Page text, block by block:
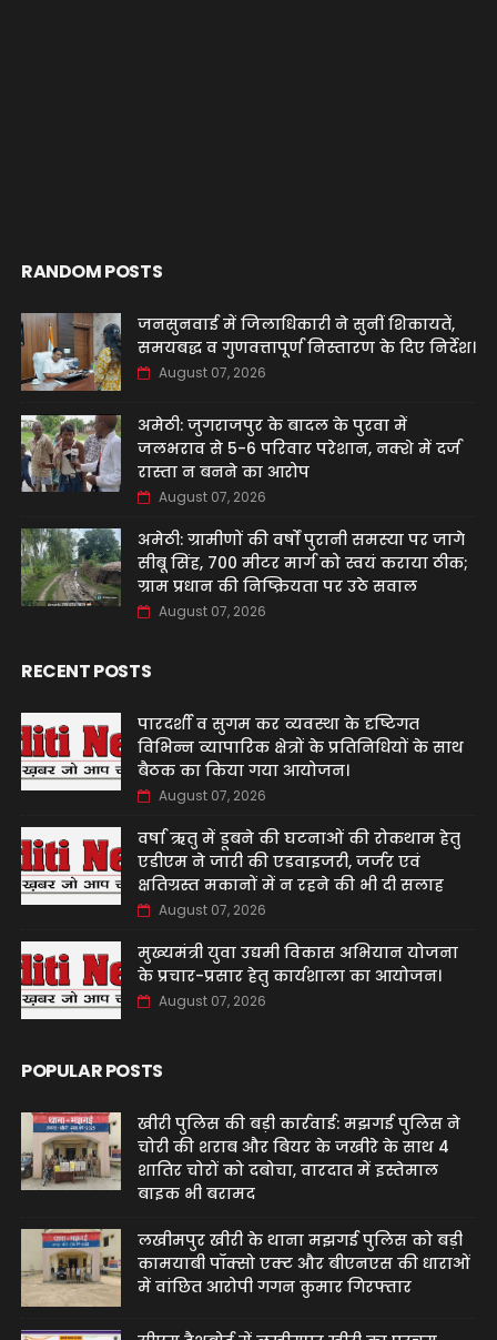
RANDOM POSTS
जनसुनवाई में जिलाधिकारी ने सुनीं शिकायतें,
समयबद्ध व गुणवत्तापूर्ण निस्तारण के दिए निर्देश।
August 07, 2026
अमेठी: जुगराजपुर के बादल के पुरवा में
जलभराव से 5-6 परिवार परेशान, नक्शे में दर्ज
रास्ता न बनने का आरोप
August 07, 2026
अमेठी: ग्रामीणों की वर्षों पुरानी समस्या पर जागे
सीबू सिंह, 700 मीटर मार्ग को स्वयं कराया ठीक;
ग्राम प्रधान की निष्क्रियता पर उठे सवाल
August 07, 2026
RECENT POSTS
पारदर्शी व सुगम कर व्यवस्था के दृष्टिगत
विभिन्न व्यापारिक क्षेत्रों के प्रतिनिधियों के साथ
बैठक का किया गया आयोजन।
August 07, 2026
वर्षा ऋतु में डूबने की घटनाओं की रोकथाम हेतु
एडीएम ने जारी की एडवाइजरी, जर्जर एवं
क्षतिग्रस्त मकानों में न रहने की भी दी सलाह
August 07, 2026
मुख्यमंत्री युवा उद्यमी विकास अभियान योजना
के प्रचार-प्रसार हेतु कार्यशाला का आयोजन।
August 07, 2026
POPULAR POSTS
खीरी पुलिस की बड़ी कार्रवाई: मझगई पुलिस ने
चोरी की शराब और बियर के जखीरे के साथ 4
शातिर चोरों को दबोचा, वारदात में इस्तेमाल
बाइक भी बरामद
लखीमपुर खीरी के थाना मझगई पुलिस को बड़ी
कामयाबी पॉक्सो एक्ट और बीएनएस की धाराओं
में वांछित आरोपी गगन कुमार गिरफ्तार